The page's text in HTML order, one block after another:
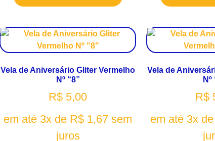
Vela de Aniversário Gliter Vermelho
Nº “8”
R$ 5,00
em até 3x de R$ 1,67 sem
juros
Vela de
Nº
R$
em até 3x de